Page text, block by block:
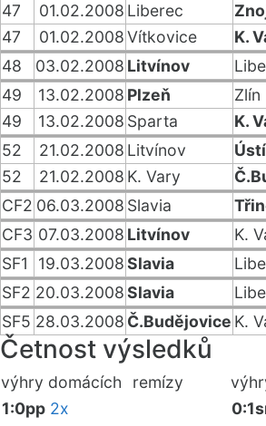
47
01.02.2008 Liberec
47
01.02.2008Vítkovice K.
48
03.02.2008 Litvínov
49
13.02.2008 Plzeň Zlín
49
13.02.2008 Sparta K.
52
21.02.2008 Litvínov
52
21.02.2008 K. Vary
CF2 06.03.2008 Slavia
CF3 07.03.2008 Litvínov K.
SF1
19.03.2008Slavia
SF2 20.03.2008Slavia
SF5 28.03.2008 Č.Budějovice K.
Četnost výsledků
výhry domácích remízy
1:0pp 2x